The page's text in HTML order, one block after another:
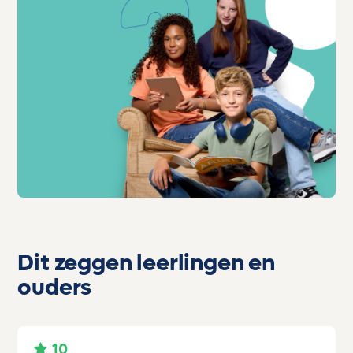
Dit zeggen leerlingen en
ouders